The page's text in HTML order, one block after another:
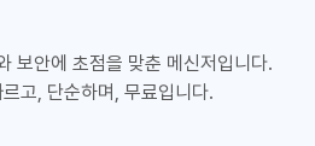
보안에 초점을 맞춘 메신저입니다.
고, 단순하며, 무료입니다.